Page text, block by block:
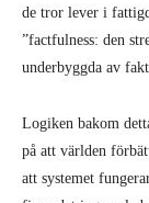
de tror lever i
”factfulness: den
underbyggda av
Logiken bakom
på att världen
att systemet